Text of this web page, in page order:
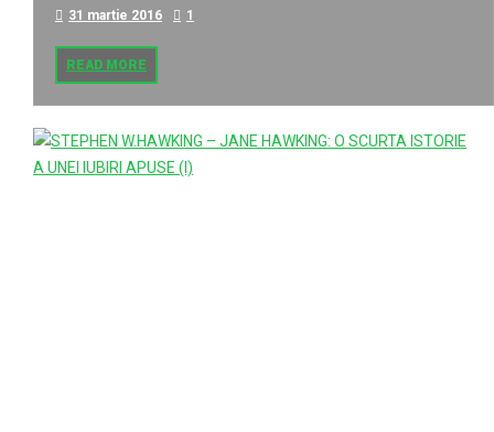
31 martie 2016 1
READ MORE